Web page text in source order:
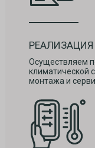
Осуществляем
климатической
монтажа и